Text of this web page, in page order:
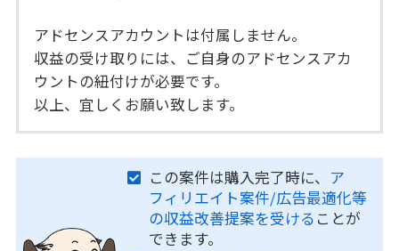
アドセンスアカウントは付属しません。
収益の受け取りには、ご自身のアドセンスアカ
ウントの紐付けが必要です。
以上、宜しくお願い致します。
この案件は購入完了時に、 ア
フィリエイト案件/広告最適化等
の収益改善提案を受ける ことが
できます。